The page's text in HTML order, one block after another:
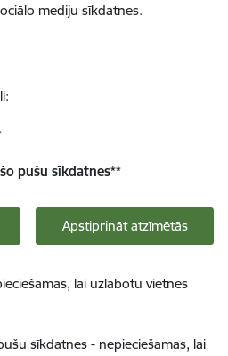
mediju sīkdatnes.
pušu sīkdatnes**
Apstiprināt atzīmētās
lai uzlabotu vietnes
sīkdatnes - nepieciešamas, lai